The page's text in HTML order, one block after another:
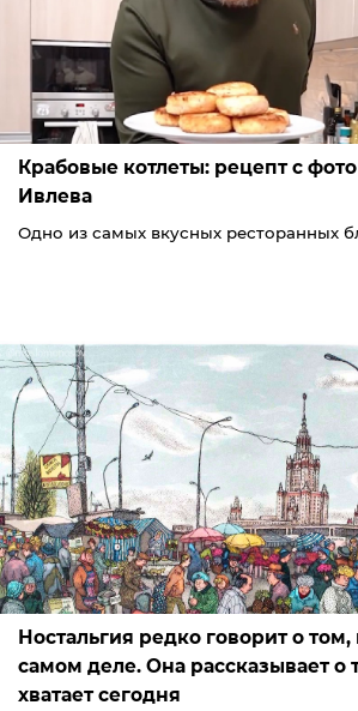
Крабовые котлеты: рецепт с
Ивлева
Одно из самых вкусных ресторанных
Ностальгия редко говорит о
самом деле. Она рассказывает о
хватает сегодня